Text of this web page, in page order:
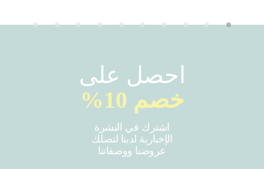
احصل على
خصم 10%
اشترك في النشرة
الإخبارية لدينا لتصلك
عروضنا ووصفاتنا